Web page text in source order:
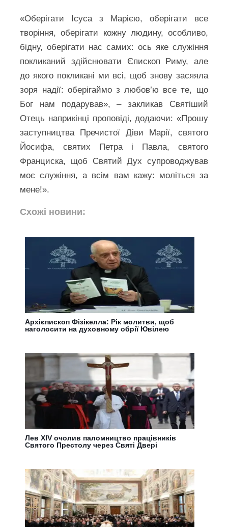
«Оберігати Ісуса з Марією, оберігати все
творіння, оберігати кожну людину, особливо,
бідну, оберігати нас самих: ось яке служіння
покликаний здійснювати Єпископ Риму, але
до якого покликані ми всі, щоб знову засяяла
зоря надії: оберігаймо з любов’ю все те, що
Бог нам подарував», – закликав Святіший
Отець наприкінці проповіді, додаючи: «Прошу
заступництва Пречистої Діви Марії, святого
Йосифа, святих Петра і Павла, святого
Франциска, щоб Святий Дух супроводжував
моє служіння, а всім вам кажу: моліться за
мене!».
Схожі новини:
Архієпископ Фізікелла: Рік молитви, щоб
наголосити на духовному обрії Ювілею
Лев XIV очолив паломництво працівників
Святого Престолу через Святі Двері